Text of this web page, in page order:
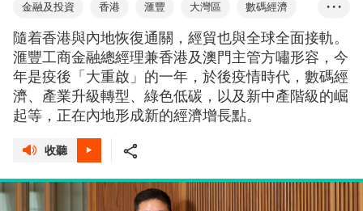
金融及投資 香港 滙豐 大灣區
數碼經濟
方嘯
升級轉型 綠色低碳 跨境金融
RCEP
東盟
供應鏈 創科 滙豐電商易
綠色金融
滙豐大灣區可持續發展基金
• • •
隨着香港與內地恢復通關，經貿也與全球全面接軌。
滙豐工商金融總經理兼香港及澳門主管方嘯形容，今
年是疫後「大重啟」的一年，於後疫情時代，數碼經
濟、產業升級轉型、綠色低碳，以及新中產階級的崛
起等，正在內地形成新的經濟增長點。
收聽